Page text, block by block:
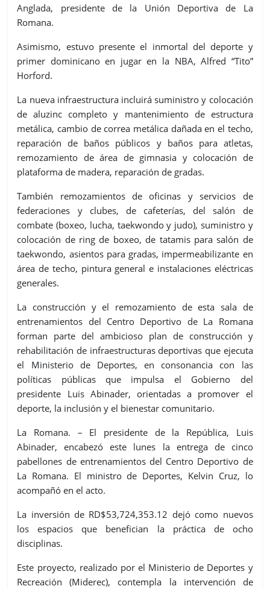
Anglada, presidente de la Unión Deportiva de La
Romana.
Asimismo, estuvo presente el inmortal del deporte y
primer dominicano en jugar en la NBA, Alfred “Tito”
Horford.
La nueva infraestructura incluirá suministro y colocación
de aluzinc completo y mantenimiento de estructura
metálica, cambio de correa metálica dañada en el techo,
reparación de baños públicos y baños para atletas,
remozamiento de área de gimnasia y colocación de
plataforma de madera, reparación de gradas.
También remozamientos de oficinas y servicios de
federaciones y clubes, de cafeterías, del salón de
combate (boxeo, lucha, taekwondo y judo), suministro y
colocación de ring de boxeo, de tatamis para salón de
taekwondo, asientos para gradas, impermeabilizante en
área de techo, pintura general e instalaciones eléctricas
generales.
La construcción y el remozamiento de esta sala de
entrenamientos del Centro Deportivo de La Romana
forman parte del ambicioso plan de construcción y
rehabilitación de infraestructuras deportivas que ejecuta
el Ministerio de Deportes, en consonancia con las
políticas públicas que impulsa el Gobierno del
presidente Luis Abinader, orientadas a promover el
deporte, la inclusión y el bienestar comunitario.
La Romana. – El presidente de la República, Luis
Abinader, encabezó este lunes la entrega de cinco
pabellones de entrenamientos del Centro Deportivo de
La Romana. El ministro de Deportes, Kelvin Cruz, lo
acompañó en el acto.
La inversión de RD$53,724,353.12 dejó como nuevos
los espacios que benefician la práctica de ocho
disciplinas.
Este proyecto, realizado por el Ministerio de Deportes y
Recreación (Miderec), contempla la intervención de